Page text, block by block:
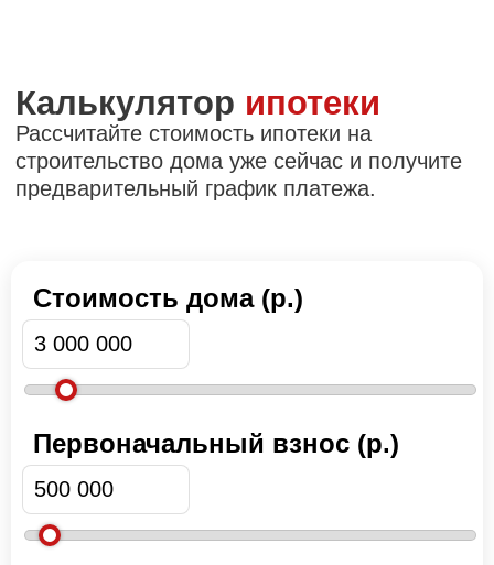
Стоимость дома (р.)
Первоначальный взнос (р.)